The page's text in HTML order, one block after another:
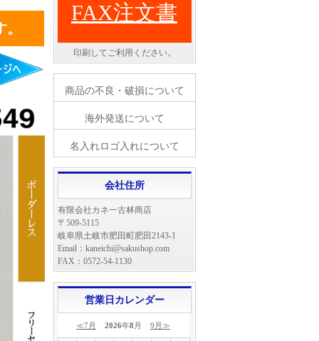
FAX注文書
印刷してご利用ください。
商品の不良・破損について
海外発送について
名入れロゴ入れについて
会社住所
有限会社カネ一古林商店
〒509-5115
岐阜県土岐市肥田町肥田2143-1
Email：kaneichi@sakushop.com
FAX：0572-54-1130
営業日カレンダー
≪7月 2026年8 月 9月≫